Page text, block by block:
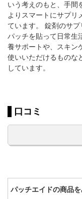
いう考えのもと、手間
よりスマートにサプリ
ています。 錠剤のサ
パッチを貼って日常生
養サポートや、スキン
使いいただけるものな
しています。
口コミ
パッチエイドの商品